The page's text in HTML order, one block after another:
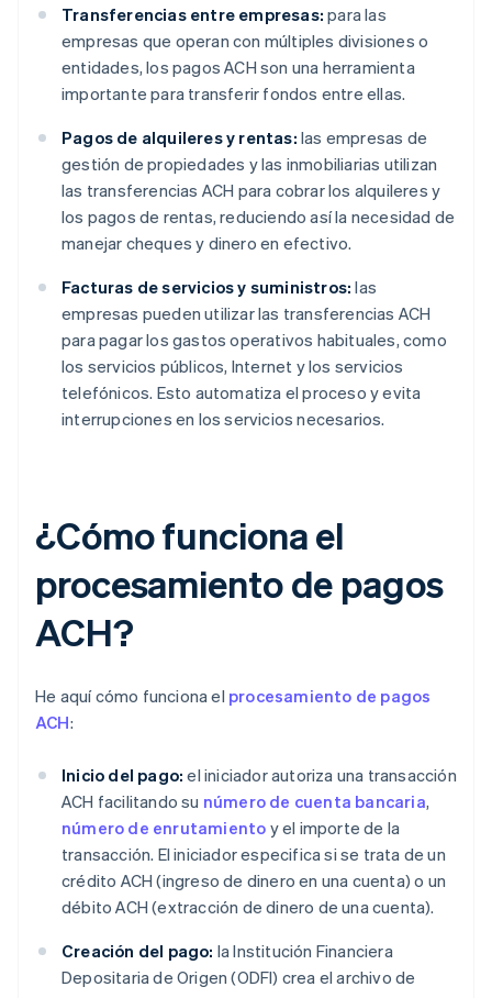
Transferencias entre empresas: para las
empresas que operan con múltiples divisiones o
entidades, los pagos ACH son una herramienta
importante para transferir fondos entre ellas.
Pagos de alquileres y rentas: las empresas de
gestión de propiedades y las inmobiliarias utilizan
las transferencias ACH para cobrar los alquileres y
los pagos de rentas, reduciendo así la necesidad de
manejar cheques y dinero en efectivo.
Facturas de servicios y suministros: las
empresas pueden utilizar las transferencias ACH
para pagar los gastos operativos habituales, como
los servicios públicos, Internet y los servicios
telefónicos. Esto automatiza el proceso y evita
interrupciones en los servicios necesarios.
¿Cómo funciona el
procesamiento de pagos
ACH?
He aquí cómo funciona el procesamiento de pagos
ACH:
Inicio del pago: el iniciador autoriza una transacción
ACH facilitando su número de cuenta bancaria,
número de enrutamiento y el importe de la
transacción. El iniciador especifica si se trata de un
crédito ACH (ingreso de dinero en una cuenta) o un
débito ACH (extracción de dinero de una cuenta).
Creación del pago: la Institución Financiera
Depositaria de Origen (ODFI) crea el archivo de